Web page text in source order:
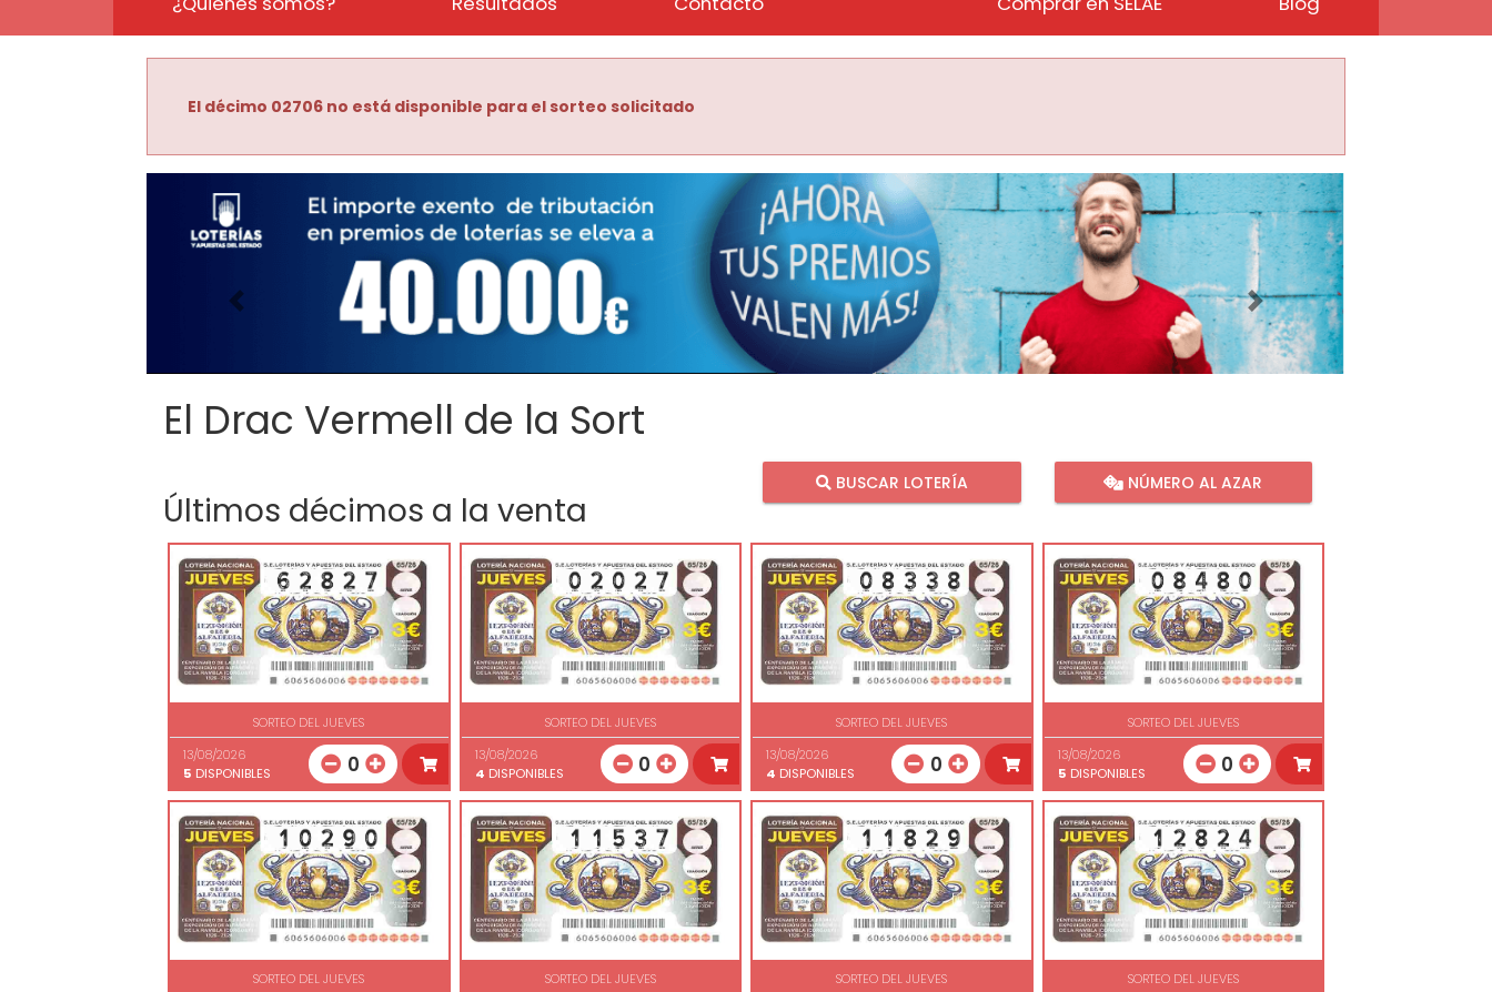
El décimo 02706 no está disponible para el sorteo solicitado
Imagen anterior Imagen siguiente
El Drac Vermell de la Sort
Últimos décimos a la venta
BUSCAR LOTERÍA NÚMERO AL AZAR
SORTEO DEL JUEVES
13/08/2026
5 DISPONIBLES 0
SORTEO DEL JUEVES
13/08/2026
4 DISPONIBLES 0
SORTEO DEL JUEVES
13/08/2026
4 DISPONIBLES 0
SORTEO DEL JUEVES
13/08/2026
5 DISPONIBLES 0
SORTEO DEL JUEVES
SORTEO DEL JUEVES
SORTEO DEL JUEVES
SORTEO DEL JUEVES